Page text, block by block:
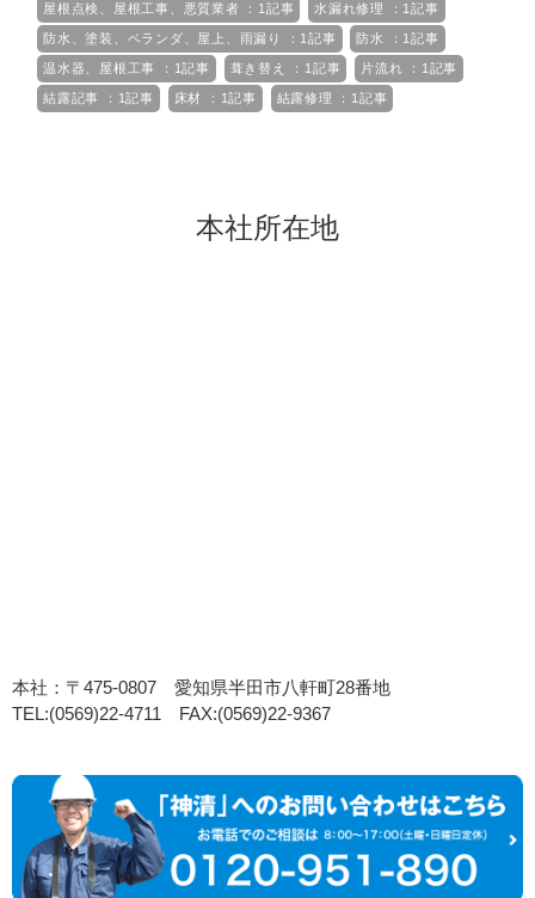
屋根点検、屋根工事、悪質業者 ：1記事 水漏れ修理 ：1記事
防水、塗装、ベランダ、屋上、雨漏り ：1記事 防水 ：1記事
温水器、屋根工事 ：1記事 葺き替え ：1記事 片流れ ：1記事
結露記事 ：1記事 床材 ：1記事 結露修理 ：1記事
本社所在地
本社：〒475-0807 愛知県半田市八軒町28番地
TEL:(0569)22-4711 FAX:(0569)22-9367